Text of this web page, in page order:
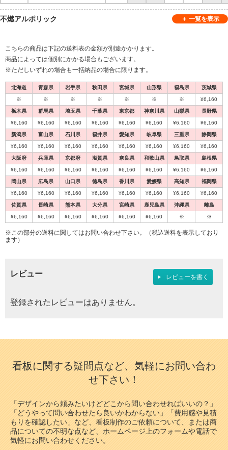
不燃アルポリック
こちらの商品は下記の送料表の金額が別途かかります。
商品によっては個別にかかる場合もございます。
※ただしいずれの場合も一括納品の場合に限ります。
※この部分の送料に関してはお問い合わせ下さい。（税込送料を表示しており
ます）
北海道 青森県 岩手県 秋田県 宮城県 山形県 福島県 茨城県
※ ※ ※ ※ ※ ※ ※ ¥6,160
栃木県 群馬県 埼玉県 千葉県 東京都 神奈川県 山梨県 長野県
¥6,160 ¥6,160 ¥6,160 ¥6,160 ¥6,160 ¥6,160 ¥6,160 ¥6,160
新潟県 富山県 石川県 福井県 愛知県 岐阜県 三重県 静岡県
¥6,160 ¥6,160 ¥6,160 ¥6,160 ¥6,160 ¥6,160 ¥6,160 ¥6,160
大阪府 兵庫県 京都府 滋賀県 奈良県 和歌山県 鳥取県 島根県
¥6,160 ¥6,160 ¥6,160 ¥6,160 ¥6,160 ¥6,160 ¥6,160 ¥6,160
岡山県 広島県 山口県 徳島県 香川県 愛媛県 高知県 福岡県
¥6,160 ¥6,160 ¥6,160 ¥6,160 ¥6,160 ¥6,160 ¥6,160 ¥6,160
佐賀県 長崎県 熊本県 大分県 宮崎県 鹿児島県 沖縄県 離島
¥6,160 ¥6,160 ¥6,160 ¥6,160 ¥6,160 ¥6,160 ※ ※
レビュー レビューを書く
登録されたレビューはありません。
看板に関する疑問点など、気軽にお問い合わ
せ下さい！
「デザインから頼みたいけどどこから問い合わせればいいの？」
「どうやって問い合わせたら良いかわからない」「費用感や見積
もりを確認したい」など、看板制作のご依頼について、または商
品についての不明な点など、ホームページ上のフォームや電話で
気軽にお問い合わせください。